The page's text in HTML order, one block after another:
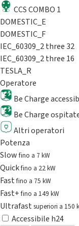
CCS COMBO 1
DOMESTIC_E
DOMESTIC_F
IEC_60309_2 three 32
IEC_60309_2 three 16
TESLA_R
Operatore
Be Charge
Be Charge
Altri operatori
Potenza
Slowfino a 7 kW
Quickfino a 22 kW
Fastfino a 75 kW
Fast+fino a 149 kW
Ultrafast superiori a 150
Accessibile h24